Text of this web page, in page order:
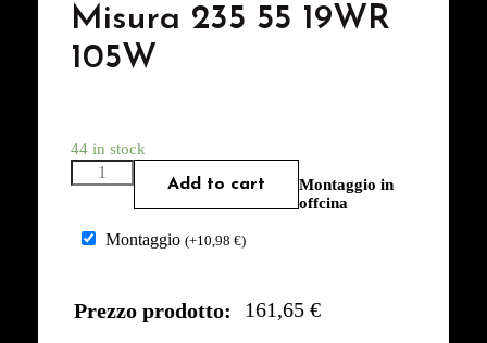
Misura 235 55 19WR
105W
44 in stock
Add to cart
Montaggio in
offcina
Montaggio (+10,98 €)
Prezzo prodotto: 161,65 €